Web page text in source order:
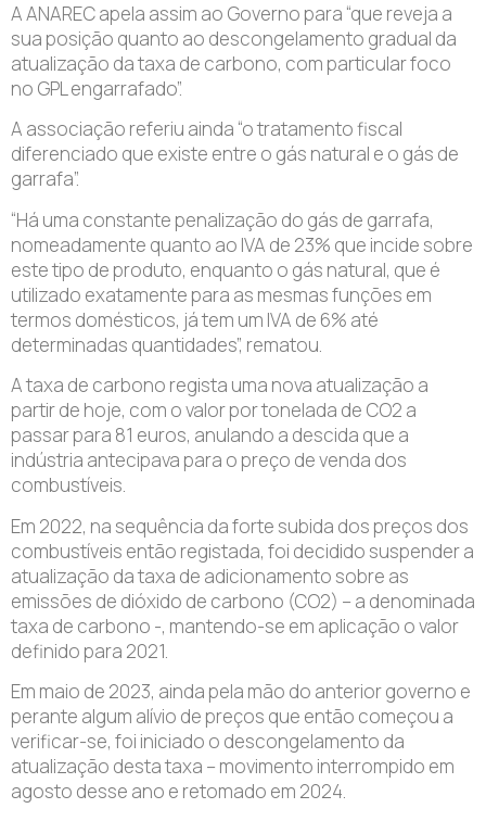
A ANAREC apela assim ao Governo para “que reveja a
sua posição quanto ao descongelamento gradual da
atualização da taxa de carbono, com particular foco
no GPL engarrafado”.
A associação referiu ainda “o tratamento fiscal
diferenciado que existe entre o gás natural e o gás de
garrafa”.
“Há uma constante penalização do gás de garrafa,
nomeadamente quanto ao IVA de 23% que incide sobre
este tipo de produto, enquanto o gás natural, que é
utilizado exatamente para as mesmas funções em
termos domésticos, já tem um IVA de 6% até
determinadas quantidades”, rematou.
A taxa de carbono regista uma nova atualização a
partir de hoje, com o valor por tonelada de CO2 a
passar para 81 euros, anulando a descida que a
indústria antecipava para o preço de venda dos
combustíveis.
Em 2022, na sequência da forte subida dos preços dos
combustíveis então registada, foi decidido suspender a
atualização da taxa de adicionamento sobre as
emissões de dióxido de carbono (CO2) – a denominada
taxa de carbono -, mantendo-se em aplicação o valor
definido para 2021.
Em maio de 2023, ainda pela mão do anterior governo e
perante algum alívio de preços que então começou a
verificar-se, foi iniciado o descongelamento da
atualização desta taxa – movimento interrompido em
agosto desse ano e retomado em 2024.